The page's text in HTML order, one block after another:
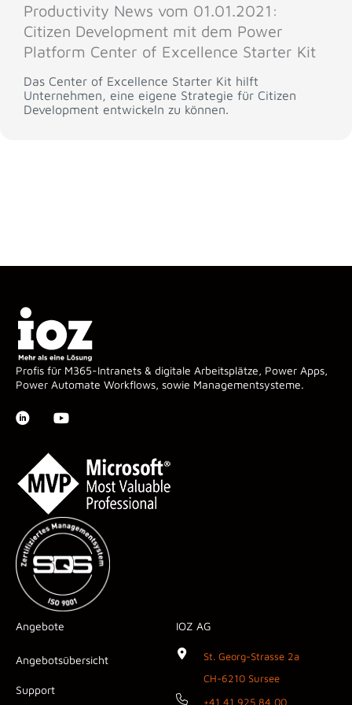
Productivity News vom 01.01.2021:
Citizen Development mit dem Power
Platform Center of Excellence Starter Kit
Das Center of Excellence Starter Kit hilft
Unternehmen, eine eigene Strategie für Citizen
Development entwickeln zu können.
Profis für M365-Intranets & digitale Arbeitsplätze, Power Apps,
Power Automate Workflows, sowie Managementsysteme.
Angebote
Angebotsübersicht
Support
IOZ AG
St. Georg-Strasse 2a
CH-6210 Sursee
+41 41 925 84 00